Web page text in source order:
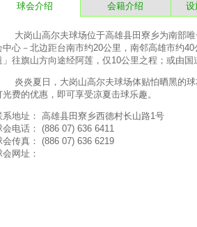
球会介绍 会籍介绍 设
岗山高尔夫球场位于高雄县田寮乡为南部唯
中心－北边距台南市约20公里，南邻高雄市约
」往旗山方向途经阿莲，仅10公里之程；或由
炎夏日，大岗山高尔夫球场体贴怕晒黑的球
光费的优惠，即可享受凉夏击球乐趣。
系地址： 高雄县田寮乡西德村长山路1号
会电话： (886 07) 636 6411
会传真： (886 07) 636 6219
会网址：